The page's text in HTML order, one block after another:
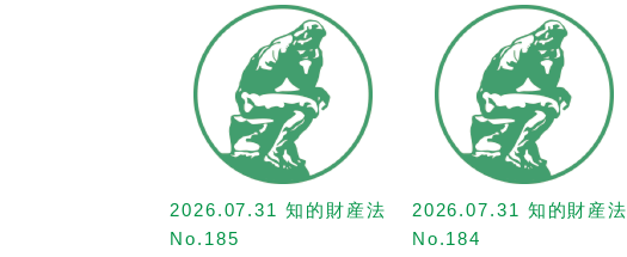
2026.07.31 知的財産法
No.185
2026.07.31 知的財産法
No.184